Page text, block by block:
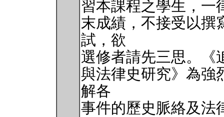
習本課程之學生，一
末成績，不接受以撰
試，欲
選修者請先三思。《
與法律史研究》為強
解各
事件的歷史脈絡及法